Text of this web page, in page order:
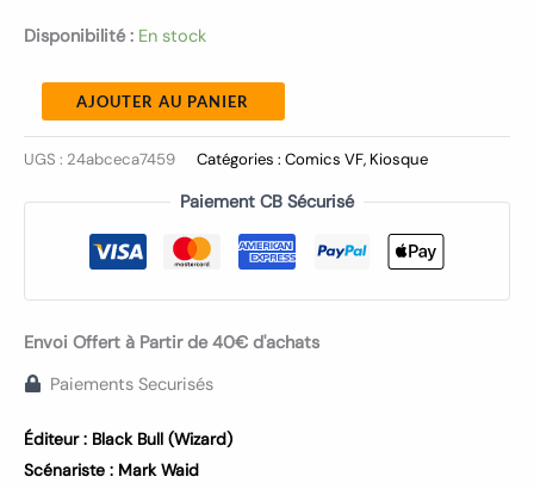
Disponibilité : En stock
AJOUTER AU PANIER
UGS : 24abceca7459 Catégories : Comics VF, Kiosque
Paiement CB Sécurisé
Envoi Offert à Partir de 40€ d'achats
Paiements Securisés
Éditeur : Black Bull (Wizard)
Scénariste : Mark Waid